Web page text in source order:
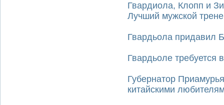
Гвардиола, Клопп и
Лучший мужской
Гвардьола придавил
Гвардьоле требуется
Губернатор
китайскими